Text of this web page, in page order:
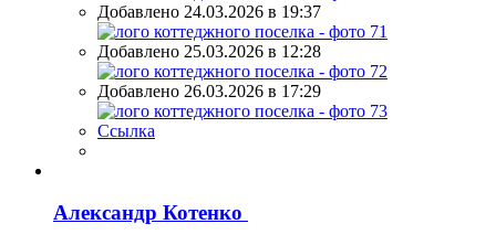
Добавлено 24.03.2026 в 19:37
Добавлено 25.03.2026 в 12:28
Добавлено 26.03.2026 в 17:29
Ссылка
Александр Котенко